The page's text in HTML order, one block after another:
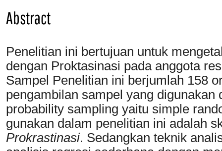
Abstract
Penelitian ini bertujuan untuk
dengan Proktasinasi pada anggota
Sampel Penelitian ini berjumlah 158
pengambilan sampel yang
probability sampling yaitu simple
gunakan dalam penelitian ini adalah
Prokrastinasi. Sedangkan teknik